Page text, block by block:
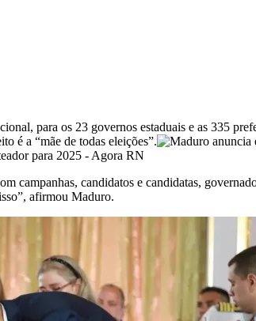
para os 23 governos estaduais e as 335
é a “mãe de todas eleições”.
campanhas, candidatos e candidatas,
afirmou Maduro.